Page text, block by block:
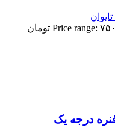
Price range: ۷۵۰,۰۰۰ تومان